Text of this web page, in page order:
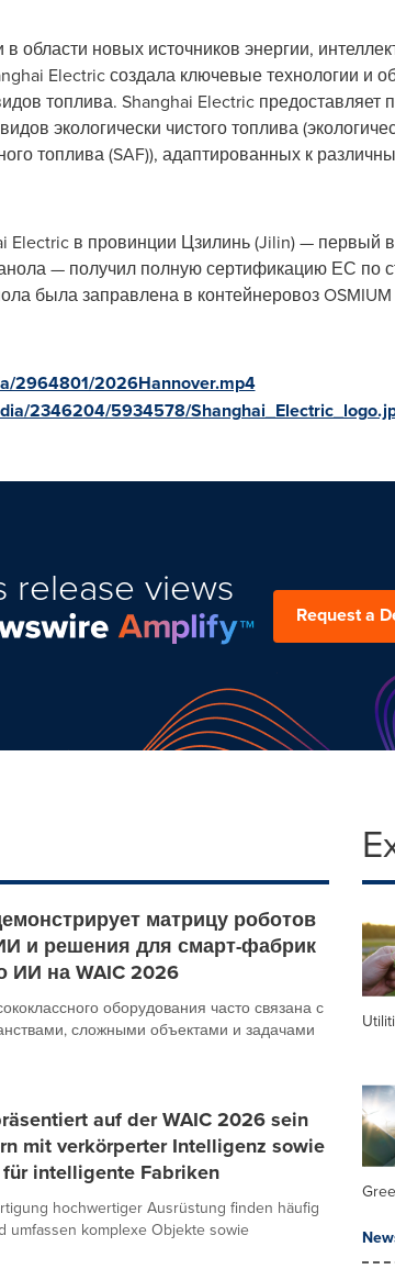
области новых источников энергии,
Electric создала ключевые технологии и
топлива. Shanghai Electric
экологически чистого топлива
топлива (SAF)), адаптированных к
Electric в провинции Цзилинь (Jilin) — первый
— получил полную сертификацию ЕС по
была заправлена в контейнеровоз
2964801/2026Hannover.mp4
2346204/5934578/
release views
Request a
матрицу роботов
и решения для смарт-фабрик
ИИ на WAIC 2026
оборудования часто связана с
сложными объектами и задачами
auf der WAIC 2026 sein
mit verkörperter Intelligenz sowie
intelligente Fabriken
hochwertiger Ausrüstung finden häufig
umfassen komplexe Objekte sowie